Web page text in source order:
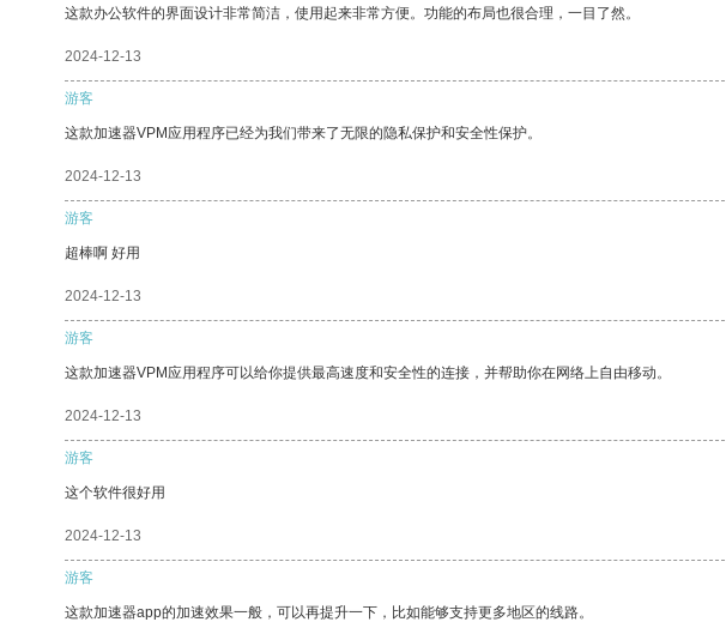
这款办公软件的界面设计非常简洁，使用起来非常方便。功能的布局也很合理，一目了然。
2024-12-13
游客
这款加速器VPM应用程序已经为我们带来了无限的隐私保护和安全性保护。
2024-12-13
游客
超棒啊 好用
2024-12-13
游客
这款加速器VPM应用程序可以给你提供最高速度和安全性的连接，并帮助你在网络上自由移动。
2024-12-13
游客
这个软件很好用
2024-12-13
游客
这款加速器app的加速效果一般，可以再提升一下，比如能够支持更多地区的线路。